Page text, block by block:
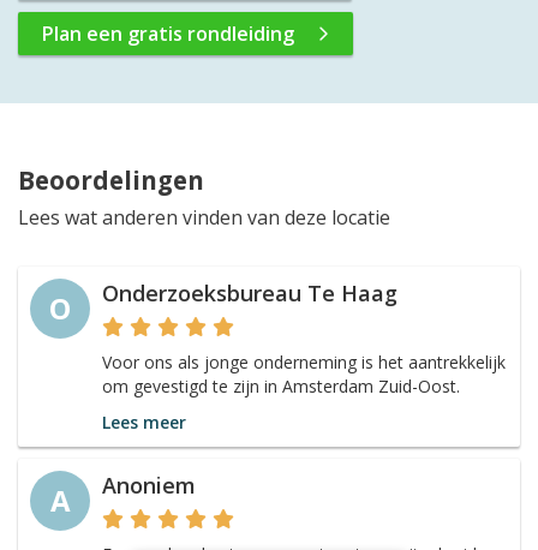
Plan een gratis rondleiding
Beoordelingen
Lees wat anderen vinden van deze locatie
O Onderzoeksbureau Te Haag
Voor ons als jonge onderneming is het aantrekkelijk
om gevestigd te zijn in Amsterdam Zuid-Oost.
Lees meer
A Anoniem